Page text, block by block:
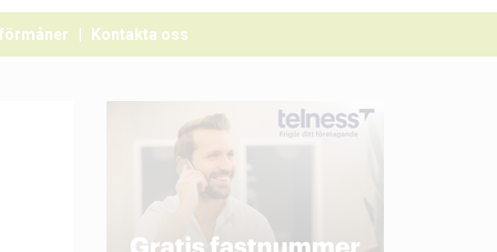
Kontakta oss